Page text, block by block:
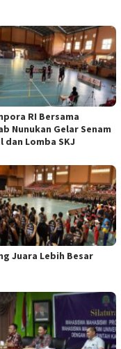
RI Bersama
Nunukan Gelar Senam
dan Lomba SKJ
Juara Lebih Besar